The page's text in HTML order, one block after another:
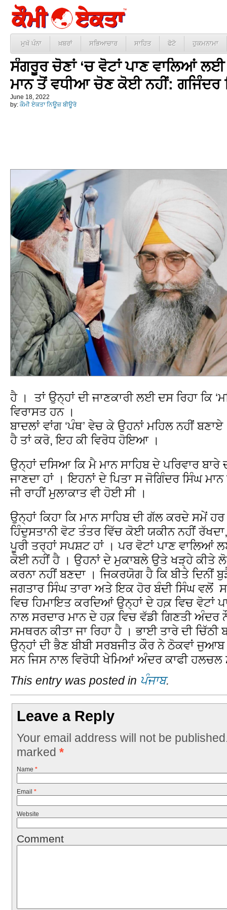
ਮੁਖੱ ਪੰਨਾ ਖ਼ਬਰਾਂ ਸਭਿਆਚਾਰ ਸਾਹਿਤ ਫੋਟੋ ਹੁਕਮਨਾਮਾ
ਸੰਗਰੂਰ ਚੋਣਾਂ ‘ਚ ਵੋਟਾਂ ਪਾਣ ਵਾਲਿਆਂ
ਮਾਨ ਤੋਂ ਵਧੀਆ ਚੋਣ ਕੋਈ ਨਹੀਂ: ਗਜਿੰਦਰ
June 18, 2022
by: ਕੌਮੀ ਏਕਤਾ ਨਿਊਜ਼ ਬੀਊਰੋ
ਹੈ । ਤਾਂ ਉਨ੍ਹਾਂ ਦੀ ਜਾਣਕਾਰੀ ਲਈ ਦਸ ਰਿਹਾ ਕਿ
ਵਿਰਾਸਤ ਹਨ ।
ਬਾਦਲਾਂ ਵਾਂਗ ‘ਪੰਥ’ ਵੇਚ ਕੇ ਉਹਨਾਂ ਮਹਿਲ ਨਹੀਂ
ਹੈ ਤਾਂ ਕਰੋ, ਇਹ ਕੀ ਵਿਰੋਧ ਹੋਇਆ ।
ਉਨ੍ਹਾਂ ਦਸਿਆ ਕਿ ਮੈ ਮਾਨ ਸਾਹਿਬ ਦੇ ਪਰਿਵਾਰ ਬਾਰੇ
ਜਾਣਦਾ ਹਾਂ । ਇਹਨਾਂ ਦੇ ਪਿਤਾ ਸ ਜੋਗਿੰਦਰ ਸਿੰਘ
ਜੀ ਰਾਹੀਂ ਮੁਲਾਕਾਤ ਵੀ ਹੋਈ ਸੀ ।
ਉਨ੍ਹਾਂ ਕਿਹਾ ਕਿ ਮਾਨ ਸਾਹਿਬ ਦੀ ਗੱਲ ਕਰਦੇ ਸਮੇਂ ਹਰ
ਹਿੰਦੁਸਤਾਨੀ ਵੋਟ ਤੰਤਰ ਵਿੱਚ ਕੋਈ ਯਕੀਨ ਨਹੀਂ
ਪੂਰੀ ਤਰ੍ਹਾਂ ਸਪਸ਼ਟ ਹਾਂ । ਪਰ ਵੋਟਾਂ ਪਾਣ ਵਾਲਿਆਂ
ਕੋਈ ਨਹੀਂ ਹੈ । ਉਹਨਾਂ ਦੇ ਮੁਕਾਬਲੇ ਉਤੇ ਖੜ੍ਹੇ ਕੀਤੇ
ਕਰਨਾ ਨਹੀਂ ਬਣਦਾ । ਜਿਕਰਯੋਗ ਹੈ ਕਿ ਬੀਤੇ
ਜਗਤਾਰ ਸਿੰਘ ਤਾਰਾ ਅਤੇ ਇਕ ਹੋਰ ਬੰਦੀ ਸਿੰਘ ਵਲੋਂ
ਵਿਚ ਹਿਮਾਇਤ ਕਰਦਿਆਂ ਉਨ੍ਹਾਂ ਦੇ ਹਕ਼ ਵਿਚ ਵੋਟਾਂ
ਨਾਲ ਸਰਦਾਰ ਮਾਨ ਦੇ ਹਕ਼ ਵਿਚ ਵੱਡੀ ਗਿਣਤੀ
ਸਮਥਰਨ ਕੀਤਾ ਜਾ ਰਿਹਾ ਹੈ । ਭਾਈ ਤਾਰੇ ਦੀ
ਉਨ੍ਹਾਂ ਦੀ ਭੈਣ ਬੀਬੀ ਸਰਬਜੀਤ ਕੌਰ ਨੇ ਠੋਕਵਾਂ
ਸਨ ਜਿਸ ਨਾਲ ਵਿਰੋਧੀ ਖੇਮਿਆਂ ਅੰਦਰ ਕਾਫੀ
This entry was posted in ਪੰਜਾਬ.
Leave a Reply
Your email address will not be
marked *
Name *
Email *
Website
Comment